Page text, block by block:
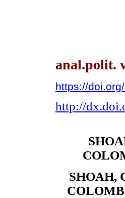
anal.polit.
https://
http://
SHOAH,